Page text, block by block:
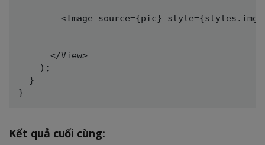
<Image source={pic}
      </View>
    );
  }
Kết quả cuối cùng: